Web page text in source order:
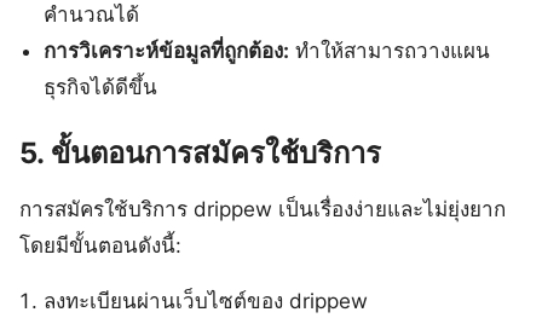
คำนวณได้
การวิเคราะห์ข้อมูลที่ถูกต้อง: ทำให้สามารถวางแผน
ธุรกิจได้ดีขึ้น
5. ขั้นตอนการสมัครใช้บริการ
การสมัครใช้บริการ drippew เป็นเรื่องง่ายและไม่ยุ่งยาก
โดยมีขั้นตอนดังนี้:
ลงทะเบียนผ่านเว็บไซต์ของ drippew